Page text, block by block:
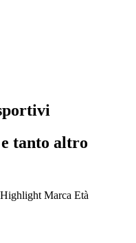
tanto altro
Highlight Marca Età